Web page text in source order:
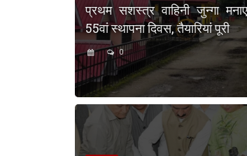
प्रथम सशस्त्र वाहिनी जुन्गा
55वां स्थापना दिवस, तैयारियां पूरी
0